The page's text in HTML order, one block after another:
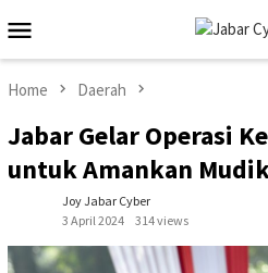
to
contentMenu
Home Daerah
Jabar Gelar Operasi
untuk Amankan
Joy Jabar Cyber
3 April 2024
314 views